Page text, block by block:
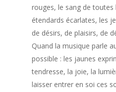
rouges, le sang de
étendards écarlates, les
de désirs, de plaisirs, de
Quand la musique parle
possible : les jaunes
tendresse, la joie, la
laisser entrer en soi ces